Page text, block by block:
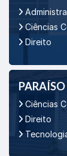
Ciências
Direito
PARAÍSO
Ciências
Direito